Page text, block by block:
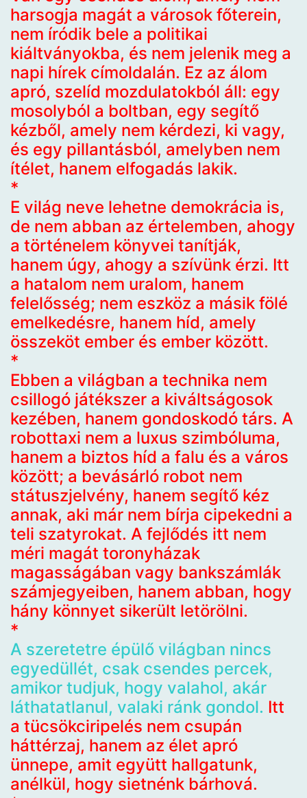
harsogja magát a városok főterein,
nem íródik bele a politikai
kiáltványokba, és nem jelenik meg a
napi hírek címoldalán. Ez az álom
apró, szelíd mozdulatokból áll: egy
mosolyból a boltban, egy segítő
kézből, amely nem kérdezi, ki vagy,
és egy pillantásból, amelyben nem
ítélet, hanem elfogadás lakik.
*
E világ neve lehetne demokrácia is,
de nem abban az értelemben, ahogy
a történelem könyvei tanítják,
hanem úgy, ahogy a szívünk érzi. Itt
a hatalom nem uralom, hanem
felelősség; nem eszköz a másik fölé
emelkedésre, hanem híd, amely
összeköt ember és ember között.
*
Ebben a világban a technika nem
csillogó játékszer a kiváltságosok
kezében, hanem gondoskodó társ. A
robottaxi nem a luxus szimbóluma,
hanem a biztos híd a falu és a város
között; a bevásárló robot nem
státuszjelvény, hanem segítő kéz
annak, aki már nem bírja cipekedni a
teli szatyrokat. A fejlődés itt nem
méri magát toronyházak
magasságában vagy bankszámlák
számjegyeiben, hanem abban, hogy
hány könnyet sikerült letörölni.
*
A szeretetre épülő világban nincs
egyedüllét, csak csendes percek,
amikor tudjuk, hogy valahol, akár
láthatatlanul, valaki ránk gondol. Itt
a tücsökciripelés nem csupán
háttérzaj, hanem az élet apró
ünnepe, amit együtt hallgatunk,
anélkül, hogy sietnénk bárhová.